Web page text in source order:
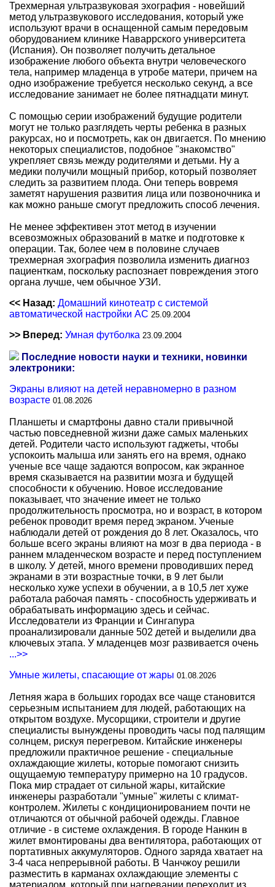
Трехмерная ультразвуковая эхография - новейший
метод ультразвукового исследования, который уже
используют врачи в оснащенной самым передовым
оборудованием клинике Наваррского университета
(Испания). Он позволяет получить детальное
изображение любого объекта внутри человеческого
тела, например младенца в утробе матери, причем на
одно изображение требуется несколько секунд, а все
исследование занимает не более пятнадцати минут.
С помощью серии изображений будущие родители
могут не только разглядеть черты ребенка в разных
ракурсах, но и посмотреть, как он двигается. По мнению
некоторых специалистов, подобное "знакомство"
укрепляет связь между родителями и детьми. Ну а
медики получили мощный прибор, который позволяет
следить за развитием плода. Они теперь вовремя
заметят нарушения развития лица или позвоночника и
как можно раньше смогут предложить способ лечения.
Не менее эффективен этот метод в изучении
всевозможных образований в матке и подготовке к
операции. Так, более чем в половине случаев
трехмерная эхография позволила изменить диагноз
пациенткам, поскольку распознает повреждения этого
органа лучше, чем обычное УЗИ.
<< Назад: Домашний кинотеатр с системой
автоматической настройки АС 25.09.2004
>> Вперед: Умная футболка 23.09.2004
Последние новости науки и техники, новинки
электроники:
Экраны влияют на детей неравномерно в разном
возрасте 01.08.2026
Планшеты и смартфоны давно стали привычной
частью повседневной жизни даже самых маленьких
детей. Родители часто используют гаджеты, чтобы
успокоить малыша или занять его на время, однако
ученые все чаще задаются вопросом, как экранное
время сказывается на развитии мозга и будущей
способности к обучению. Новое исследование
показывает, что значение имеет не только
продолжительность просмотра, но и возраст, в котором
ребенок проводит время перед экраном. Ученые
наблюдали детей от рождения до 8 лет. Оказалось, что
больше всего экраны влияют на мозг в два периода - в
раннем младенческом возрасте и перед поступлением
в школу. У детей, много времени проводивших перед
экранами в эти возрастные точки, в 9 лет были
несколько хуже успехи в обучении, а в 10,5 лет хуже
работала рабочая память - способность удерживать и
обрабатывать информацию здесь и сейчас.
Исследователи из Франции и Сингапура
проанализировали данные 502 детей и выделили два
ключевых этапа. У младенцев мозг развивается очень
...>>
Умные жилеты, спасающие от жары 01.08.2026
Летняя жара в больших городах все чаще становится
серьезным испытанием для людей, работающих на
открытом воздухе. Мусорщики, строители и другие
специалисты вынуждены проводить часы под палящим
солнцем, рискуя перегревом. Китайские инженеры
предложили практичное решение - специальные
охлаждающие жилеты, которые помогают снизить
ощущаемую температуру примерно на 10 градусов.
Пока мир страдает от сильной жары, китайские
инженеры разработали "умные" жилеты с климат-
контролем. Жилеты с кондиционированием почти не
отличаются от обычной рабочей одежды. Главное
отличие - в системе охлаждения. В городе Нанкин в
жилет вмонтированы два вентилятора, работающих от
портативных аккумуляторов. Одного заряда хватает на
3-4 часа непрерывной работы. В Чанчжоу решили
разместить в карманах охлаждающие элементы с
материалом, который при нагревании переходит из